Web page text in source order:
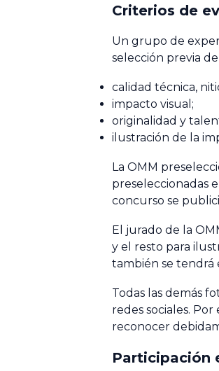
Criterios de
Un grupo de
selección previa
calidad técnica,
impacto visual;
originalidad y
ilustración de la
La OMM
preseleccionadas
concurso se
El jurado de la
y el resto para
también se tendrá
Todas las demás
redes sociales.
reconocer
Participación